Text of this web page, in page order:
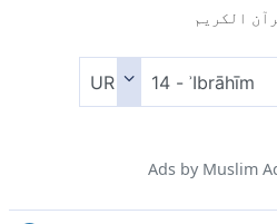
الكريم
Ads by Muslim